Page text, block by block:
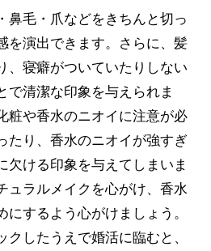
鼻毛・爪などをきちんと切っ
を演出できます。さらに、髪
、寝癖がついていたりしない
で清潔な印象を与えられま
粧や香水のニオイに注意が必
たり、香水のニオイが強すぎ
欠ける印象を与えてしまいま
ュラルメイクを心がけ、香水
にするよう心がけましょう。
クしたうえで婚活に臨むと、